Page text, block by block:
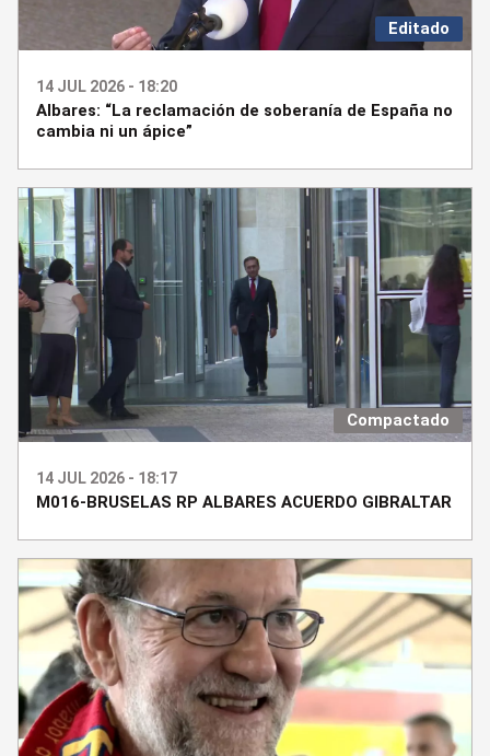
Editado
14 JUL 2026 - 18:20
Albares: “La reclamación de soberanía de España no
cambia ni un ápice”
Compactado
14 JUL 2026 - 18:17
M016-BRUSELAS RP ALBARES ACUERDO GIBRALTAR